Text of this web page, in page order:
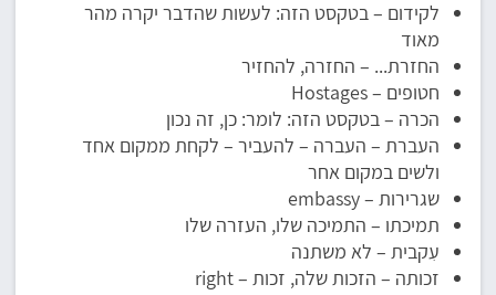
לקידום – בטקסט הזה: לעשות שהדבר יקרה מהר
מאוד
החזרת... – החזרה, להחזיר
חטופים – Hostages
הכרה – בטקסט הזה: לומר: כן, זה נכון
העברת – העברה – להעביר – לקחת ממקום אחד
ולשים במקום אחר
שגרירות – embassy
תמיכתו – התמיכה שלו, העזרה שלו
עִקבית – לא משתנה
זכותה – הזכות שלה, זכות – right